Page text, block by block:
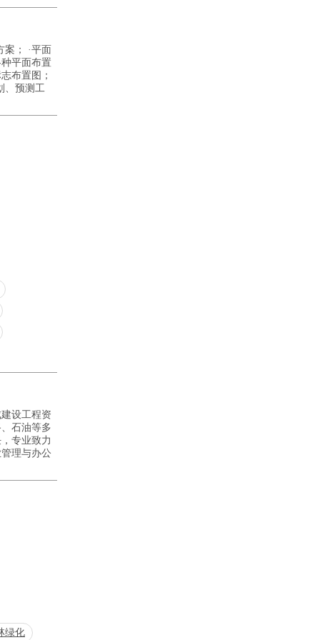
案； ·平面
平面布置
布置图；
、预测工
设工程资
石油等多
专业致力
理与办公
绿化